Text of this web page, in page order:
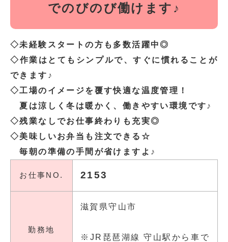
でのびのび働けます♪
◇未経験スタートの方も多数活躍中◎
◇作業はとてもシンプルで、すぐに慣れることが
できます♪
◇工場のイメージを覆す快適な温度管理！
夏は涼しく冬は暖かく、働きやすい環境です♪
◇残業なしでお仕事終わりも充実◎
◇美味しいお弁当も注文できる☆
毎朝の準備の手間が省けますよ♪
お仕事NO. 2153
勤務地
滋賀県守山市
※JR琵琶湖線 守山駅から車で